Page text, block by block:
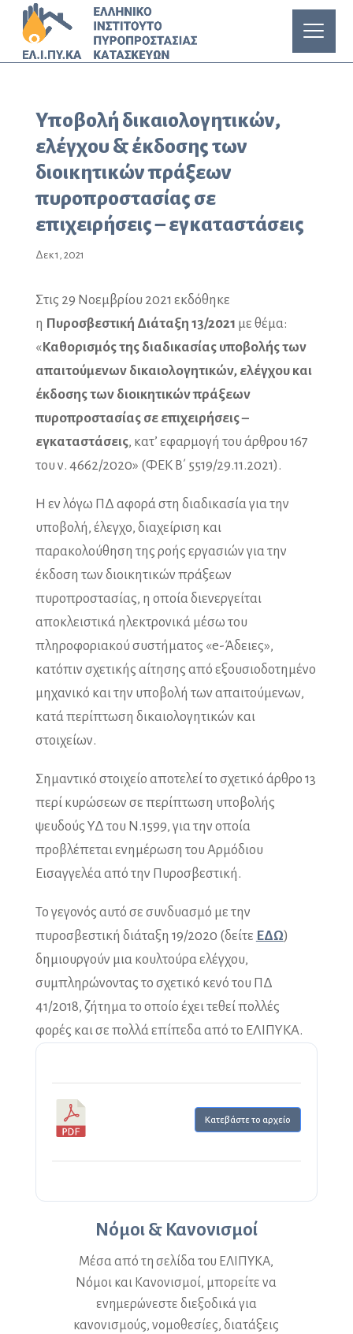
Υποβολή δικαιολογητικών,
ελέγχου & έκδοσης των
διοικητικών πράξεων
πυροπροστασίας σε
επιχειρήσεις – εγκαταστάσεις
Δεκ 1, 2021
Στις 29 Νοεμβρίου 2021 εκδόθηκε
η Πυροσβεστική Διάταξη 13/2021 με θέμα:
«Καθορισμός της διαδικασίας υποβολής των
απαιτούμενων δικαιολογητικών, ελέγχου και
έκδοσης των διοικητικών πράξεων
πυροπροστασίας σε επιχειρήσεις –
εγκαταστάσεις, κατ’ εφαρμογή του άρθρου 167
του ν. 4662/2020» (ΦΕΚ B΄ 5519/29.11.2021).
Η εν λόγω ΠΔ αφορά στη διαδικασία για την
υποβολή, έλεγχο, διαχείριση και
παρακολούθηση της ροής εργασιών για την
έκδοση των διοικητικών πράξεων
πυροπροστασίας, η οποία διενεργείται
αποκλειστικά ηλεκτρονικά μέσω του
πληροφοριακού συστήματος «e-Άδειες»,
κατόπιν σχετικής αίτησης από εξουσιοδοτημένο
μηχανικό και την υποβολή των απαιτούμενων,
κατά περίπτωση δικαιολογητικών και
στοιχείων.
Σημαντικό στοιχείο αποτελεί το σχετικό άρθρο 13
περί κυρώσεων σε περίπτωση υποβολής
ψευδούς ΥΔ του Ν.1599, για την οποία
προβλέπεται ενημέρωση του Αρμόδιου
Εισαγγελέα από την Πυροσβεστική.
Το γεγονός αυτό σε συνδυασμό με την
πυροσβεστική διάταξη 19/2020 (δείτε ΕΔΩ)
δημιουργούν μια κουλτούρα ελέγχου,
συμπληρώνοντας το σχετικό κενό του ΠΔ
41/2018, ζήτημα το οποίο έχει τεθεί πολλές
φορές και σε πολλά επίπεδα από το ΕΛΙΠΥΚΑ.
Κατεβάστε το αρχείο
Νόμοι & Κανονισμοί
Μέσα από τη σελίδα του ΕΛΙΠΥΚΑ,
Νόμοι και Κανονισμοί, μπορείτε να
ενημερώνεστε διεξοδικά για
κανονισμούς, νομοθεσίες, διατάξεις